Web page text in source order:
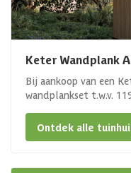
Keter Wandplank
Bij aankoop van een
wandplankset t.w.v.
Ontdek alle